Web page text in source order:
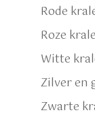
Rode
Roze
Witte
Zilver en
Zwarte